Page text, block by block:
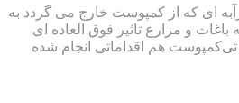
ای که از کمپوست خارج می گردد به
و مزارع تاثیر فوق العاده ای
هم اقداماتی انجام شده